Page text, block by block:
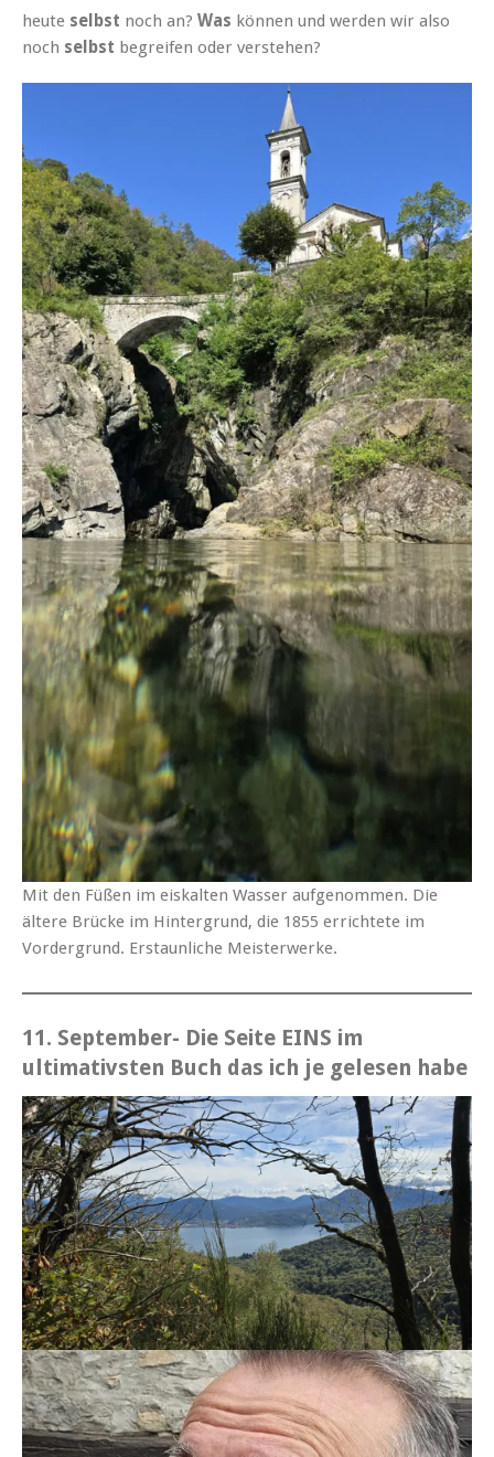
heute selbst noch an? Was können und werden wir also
noch selbst begreifen oder verstehen?
Mit den Füßen im eiskalten Wasser aufgenommen. Die
ältere Brücke im Hintergrund, die 1855 errichtete im
Vordergrund. Erstaunliche Meisterwerke.
11. September- Die Seite EINS im
ultimativsten Buch das ich je gelesen habe